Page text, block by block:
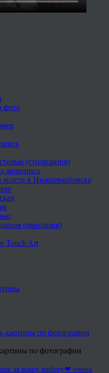
фото
(стилизация)
живопись
холсте в Нижневартовске
(имитация)
Touch Art
по фотографии